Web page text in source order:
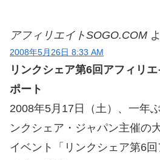
アフィリエイトSOGO.COM
2008年5月26日 8:33 AM
リンクシェア第6回アフィリ
ポート
2008年5月17日（土）、一年
ンクシェア・ジャパン主催の
イベント「リンクシェア第6